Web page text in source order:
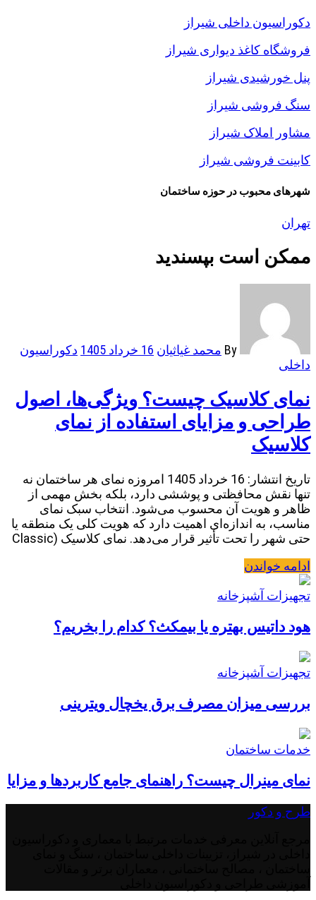
دکوراسیون داخلی شیراز
فروشگاه کاغذ دیواری شیراز
پنل خورشیدی شیراز
سنگ فروشی شیراز
مشاور املاک شیراز
کابینت فروشی شیراز
شهرهای محبوب در حوزه ساختمان
تهران
ممکن است بپسندید
محمد غیاثیان 16 خرداد 1405
دکوراسیون
داخلی
نمای کلاسیک چیست؟ ویژگی‌ها، اصول
طراحی و مزایای استفاده از نمای
کلاسیک
تاریخ انتشار: 16 خرداد 1405 امروزه نمای هر ساختمان نه
تنها نقش محافظتی و پوششی دارد، بلکه بخش مهمی از
ظاهر و هویت آن محسوب می‌شود. انتخاب سبک نمای
مناسب، به اندازه‌ای اهمیت دارد که هویت کلی یک منطقه یا
حتی شهر را تحت تأثیر قرار می‌دهد. نمای کلاسیک (Classic
ادامه خواندن
تجهیزات آشپزخانه
هود داتیس بهتره یا بیمکث؟ کدام را بخریم؟
تجهیزات آشپزخانه
بررسی میزان مصرف برق یخچال ویترینی
خدمات ساختمان
نمای مینرال چیست؟ راهنمای جامع کاربردها و مزایا
طرح و دکور